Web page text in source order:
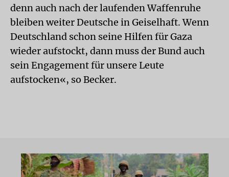
denn auch nach der laufenden Waffenruhe
bleiben weiter Deutsche in Geiselhaft. Wenn
Deutschland schon seine Hilfen für Gaza
wieder aufstockt, dann muss der Bund auch
sein Engagement für unsere Leute
aufstocken«, so Becker.